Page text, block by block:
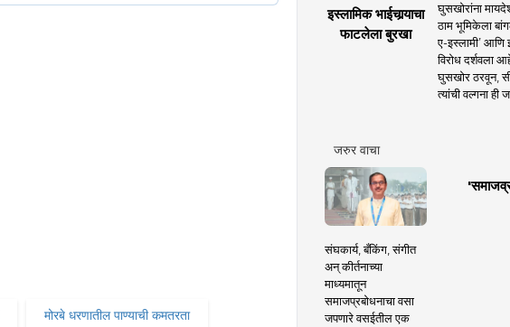
मोरबे धरणातील पाण्याची कमतरता
इस्लामिक भाईचार्‍याचा
फाटलेला बुरखा
घुसखोरांना
ठाम भूमिकेला
ए-इस्लामी’
विरोध दर्शवला
घुसखोर ठरवून,
त्यांची वल्गना ही
जरुर वाचा
संघकार्य, बँकिंग, संगीत
अन् कीर्तनाच्या
माध्यमातून
समाजप्रबोधनाचा वसा
जपणारे वसईतील एक